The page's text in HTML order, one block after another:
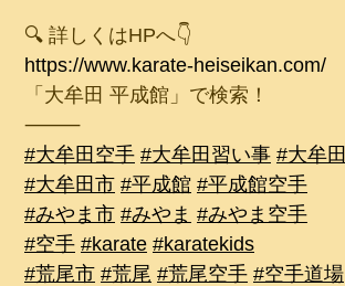
🔍 詳しくはHPへ👇
https://www.karate-heiseikan.com/
「大牟田 平成館」で検索！
⸻
#大牟田空手 #大牟田習い事 #大牟田
#大牟田市 #平成館 #平成館空手
#みやま市 #みやま #みやま空手
#空手 #karate #karatekids
#荒尾市 #荒尾 #荒尾空手 #空手道場